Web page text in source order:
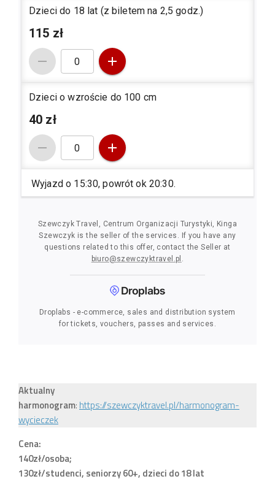
Aktualny
harmonogram: https://szewczyktravel.pl/harmonogram-
wycieczek
Cena:
140zł/osoba;
130zł/studenci, seniorzy 60+, dzieci do 18 lat